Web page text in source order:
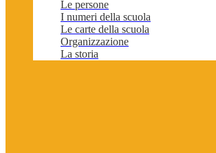
Le persone
I numeri della scuola
Le carte della scuola
Organizzazione
La storia